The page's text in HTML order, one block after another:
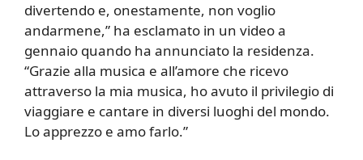
divertendo e, onestamente, non voglio
andarmene,” ha esclamato in un video a
gennaio quando ha annunciato la residenza.
“Grazie alla musica e all’amore che ricevo
attraverso la mia musica, ho avuto il privilegio di
viaggiare e cantare in diversi luoghi del mondo.
Lo apprezzo e amo farlo.”